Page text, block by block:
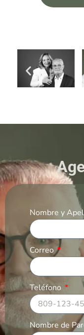
Nombre y
Correo
Teléfono
Nombre de